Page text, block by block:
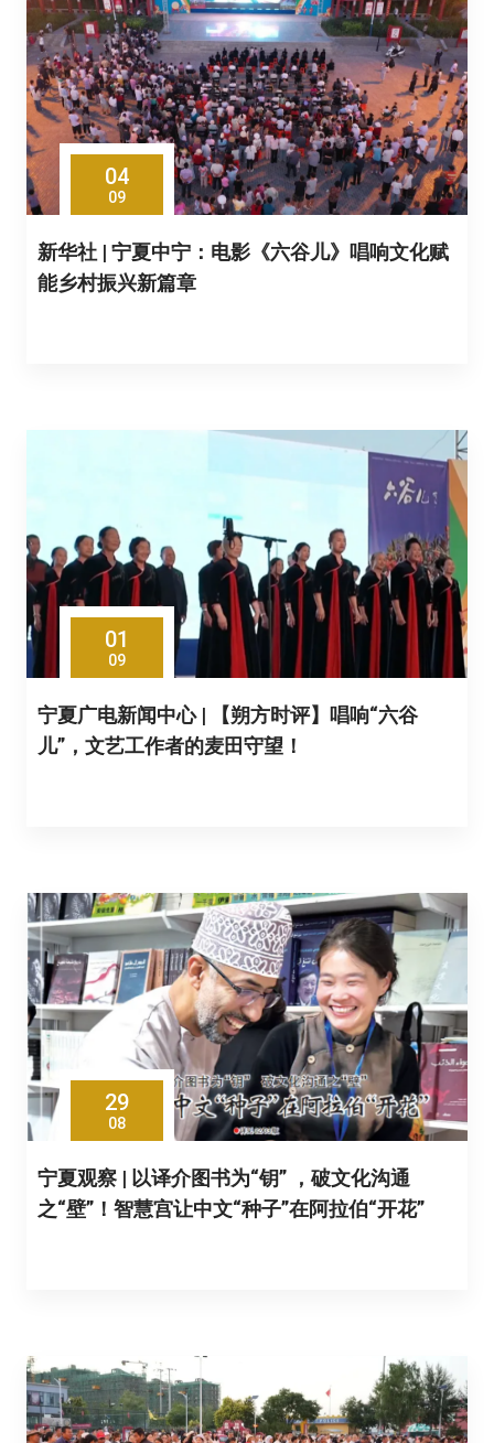
04
09
新华社 | 宁夏中宁：电影《六谷儿》唱响文化赋
能乡村振兴新篇章
01
09
宁夏广电新闻中心 | 【朔方时评】唱响“六谷
儿”，文艺工作者的麦田守望！
29
08
宁夏观察 | 以译介图书为“钥” ，破文化沟通
之“壁”！智慧宫让中文“种子”在阿拉伯“开花”